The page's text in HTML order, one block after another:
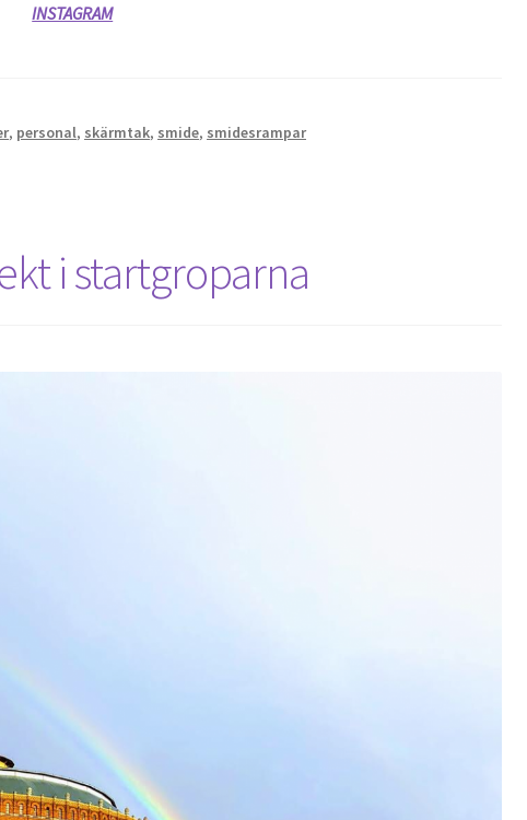
INSTAGRAM
, personal, skärmtak, smide, smidesrampar
i startgroparna